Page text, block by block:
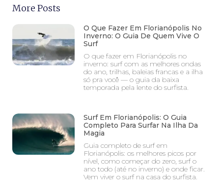
More Posts
O Que Fazer Em Florianópolis No
Inverno: O Guia De Quem Vive O
Surf
O que fazer em Florianópolis no
inverno: surf com as melhores ondas
do ano, trilhas, baleias francas e a ilha
só pra você — o guia da baixa
temporada pela lente do surfista.
Surf Em Florianópolis: O Guia
Completo Para Surfar Na Ilha Da
Magia
Guia completo de surf em
Florianópolis: os melhores picos por
nível, como começar do zero, surf o
ano todo (até no inverno) e onde ficar.
Vem viver o surf na casa do surfista.